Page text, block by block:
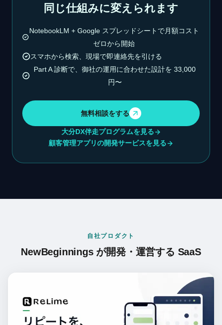
同じ仕組みに変えられます
NotebookLM + Google スプレッドシートで月額コスト
ゼロから開始
スマホから検索、現場で即連絡先を引ける
Part A 診断で、御社の運用に合わせた設計を 33,000
円〜
無料相談をする
大分DX伴走プログラムを見る
顧客管理アプリの開発サービスを見る
自社プロダクト
NewBeginnings が開発・運営する SaaS